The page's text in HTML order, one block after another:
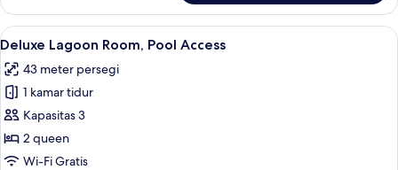
Deluxe
Lagoon
Room
Lihat
semua
foto
untuk
Deluxe
Lagoon
Room,
Deluxe Lagoon Room, Pool Access
5
Deluxe Lagoon Room, Pool Access
43 meter persegi
1 kamar tidur
Kapasitas 3
2 queen
Wi-Fi Gratis